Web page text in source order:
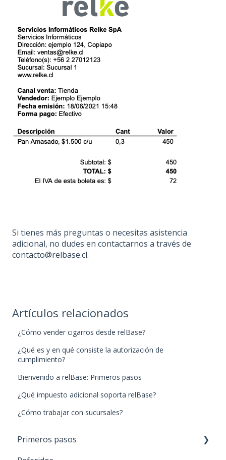
Si tienes más preguntas o necesitas asistencia
adicional, no dudes en contactarnos a través de
contacto@relbase.cl.
Artículos relacionados
¿Cómo vender cigarros desde relBase?
¿Qué es y en qué consiste la autorización de
cumplimiento?
Bienvenido a relBase: Primeros pasos
¿Qué impuesto adicional soporta relBase?
¿Cómo trabajar con sucursales?
Primeros pasos